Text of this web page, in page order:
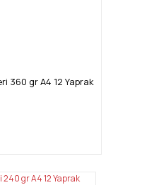
360 gr A4 12 Yaprak